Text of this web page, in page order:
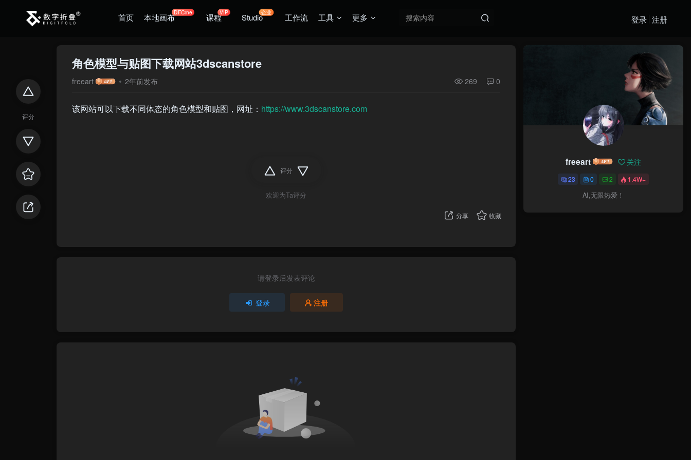
首页 本地画布DFCine 课程VIP Studio企业 工作流 工具 更多 登录 注册
评分
角色模型与贴图下载网站3dscanstore
freeart 2年前发布 269 0
该网站可以下载不同体态的角色模型和贴图，网址： https://www.3dscanstore.com
评分
欢迎为Ta评分
分享 收藏
请登录后发表评论
登录 注册
freeart 关注
23 0 2 1.4W+
AI,无限热爱！